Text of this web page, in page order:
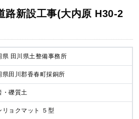
路新設工事(大内原 H30-2
県 田川県土整備事務所
県田川郡香春町採銅所
・礫質土
リョクマット ５型